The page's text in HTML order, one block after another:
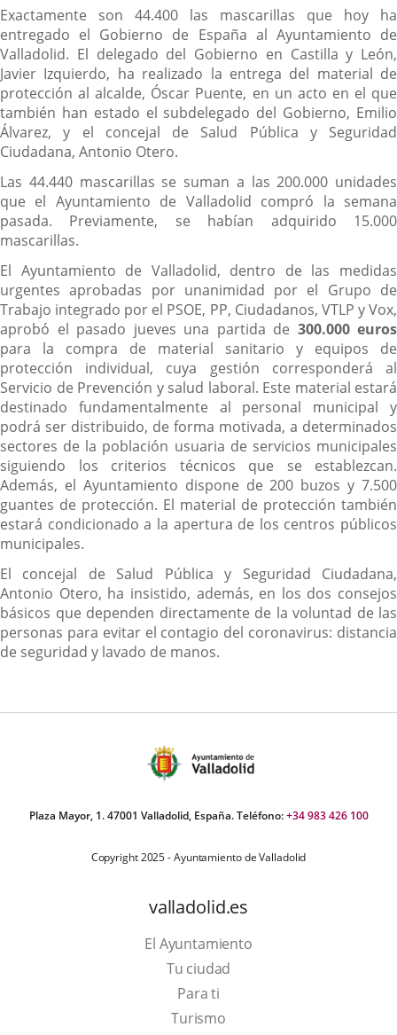
Descripción
Exactamente son 44.400 las mascarillas que hoy ha
entregado el Gobierno de España al Ayuntamiento de
Valladolid. El delegado del Gobierno en Castilla y León,
Javier Izquierdo, ha realizado la entrega del material de
protección al alcalde, Óscar Puente, en un acto en el que
también han estado el subdelegado del Gobierno, Emilio
Álvarez, y el concejal de Salud Pública y Seguridad
Ciudadana, Antonio Otero.
Las 44.440 mascarillas se suman a las 200.000 unidades
que el Ayuntamiento de Valladolid compró la semana
pasada. Previamente, se habían adquirido 15.000
mascarillas.
El Ayuntamiento de Valladolid, dentro de las medidas
urgentes aprobadas por unanimidad por el Grupo de
Trabajo integrado por el PSOE, PP, Ciudadanos, VTLP y Vox,
aprobó el pasado jueves una partida de 300.000 euros
para la compra de material sanitario y equipos de
protección individual, cuya gestión corresponderá al
Servicio de Prevención y salud laboral. Este material estará
destinado fundamentalmente al personal municipal y
podrá ser distribuido, de forma motivada, a determinados
sectores de la población usuaria de servicios municipales
siguiendo los criterios técnicos que se establezcan.
Además, el Ayuntamiento dispone de 200 buzos y 7.500
guantes de protección. El material de protección también
estará condicionado a la apertura de los centros públicos
municipales.
El concejal de Salud Pública y Seguridad Ciudadana,
Antonio Otero, ha insistido, además, en los dos consejos
básicos que dependen directamente de la voluntad de las
personas para evitar el contagio del coronavirus: distancia
de seguridad y lavado de manos.
Plaza Mayor, 1. 47001 Valladolid, España. Teléfono:+34 983 426 100
Copyright 2025 - Ayuntamiento de Valladolid
valladolid.es
El Ayuntamiento
Tu ciudad
Para ti
TurismoEste